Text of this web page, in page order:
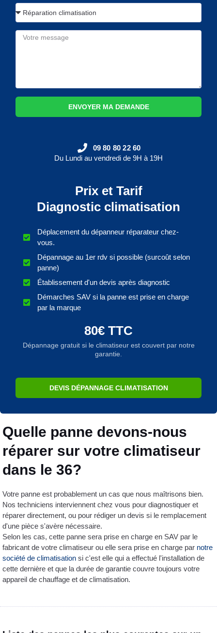
Quelle panne devons-nous
réparer sur votre climatiseur
dans le 36?
Votre panne est probablement un cas que nous maîtrisons bien.
Nos techniciens interviennent chez vous pour diagnostiquer et
réparer directement, ou pour rédiger un devis si le remplacement
d'une pièce s'avère nécessaire.
Selon les cas, cette panne sera prise en charge en SAV par le
fabricant de votre climatiseur ou elle sera prise en charge par notre
société de climatisation si c'est elle qui a effectué l'installation de
cette dernière et que la durée de garantie couvre toujours votre
appareil de chauffage et de climatisation.
ENVOYER MA DEMANDE
09 80 80 22 60
Du Lundi au vendredi de 9H à 19H
Prix et Tarif
Diagnostic climatisation
Déplacement du dépanneur réparateur chez-
vous.
Dépannage au 1er rdv si possible (surcoût selon
panne)
Établissement d'un devis après diagnostic
Démarches SAV si la panne est prise en charge
par la marque
80€ TTC
Dépannage gratuit si le climatiseur est couvert par notre
garantie.
DEVIS DÉPANNAGE CLIMATISATION